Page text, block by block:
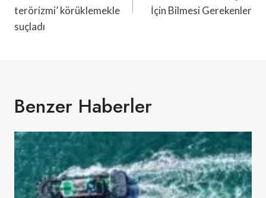
terörizmi’ körüklemekle
suçladı
İçin Bilmesi Gerekenler
Benzer Haberler